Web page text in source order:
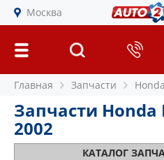
Москва
Главная Запчасти Honda
Запчасти Honda
2002
КАТАЛОГ